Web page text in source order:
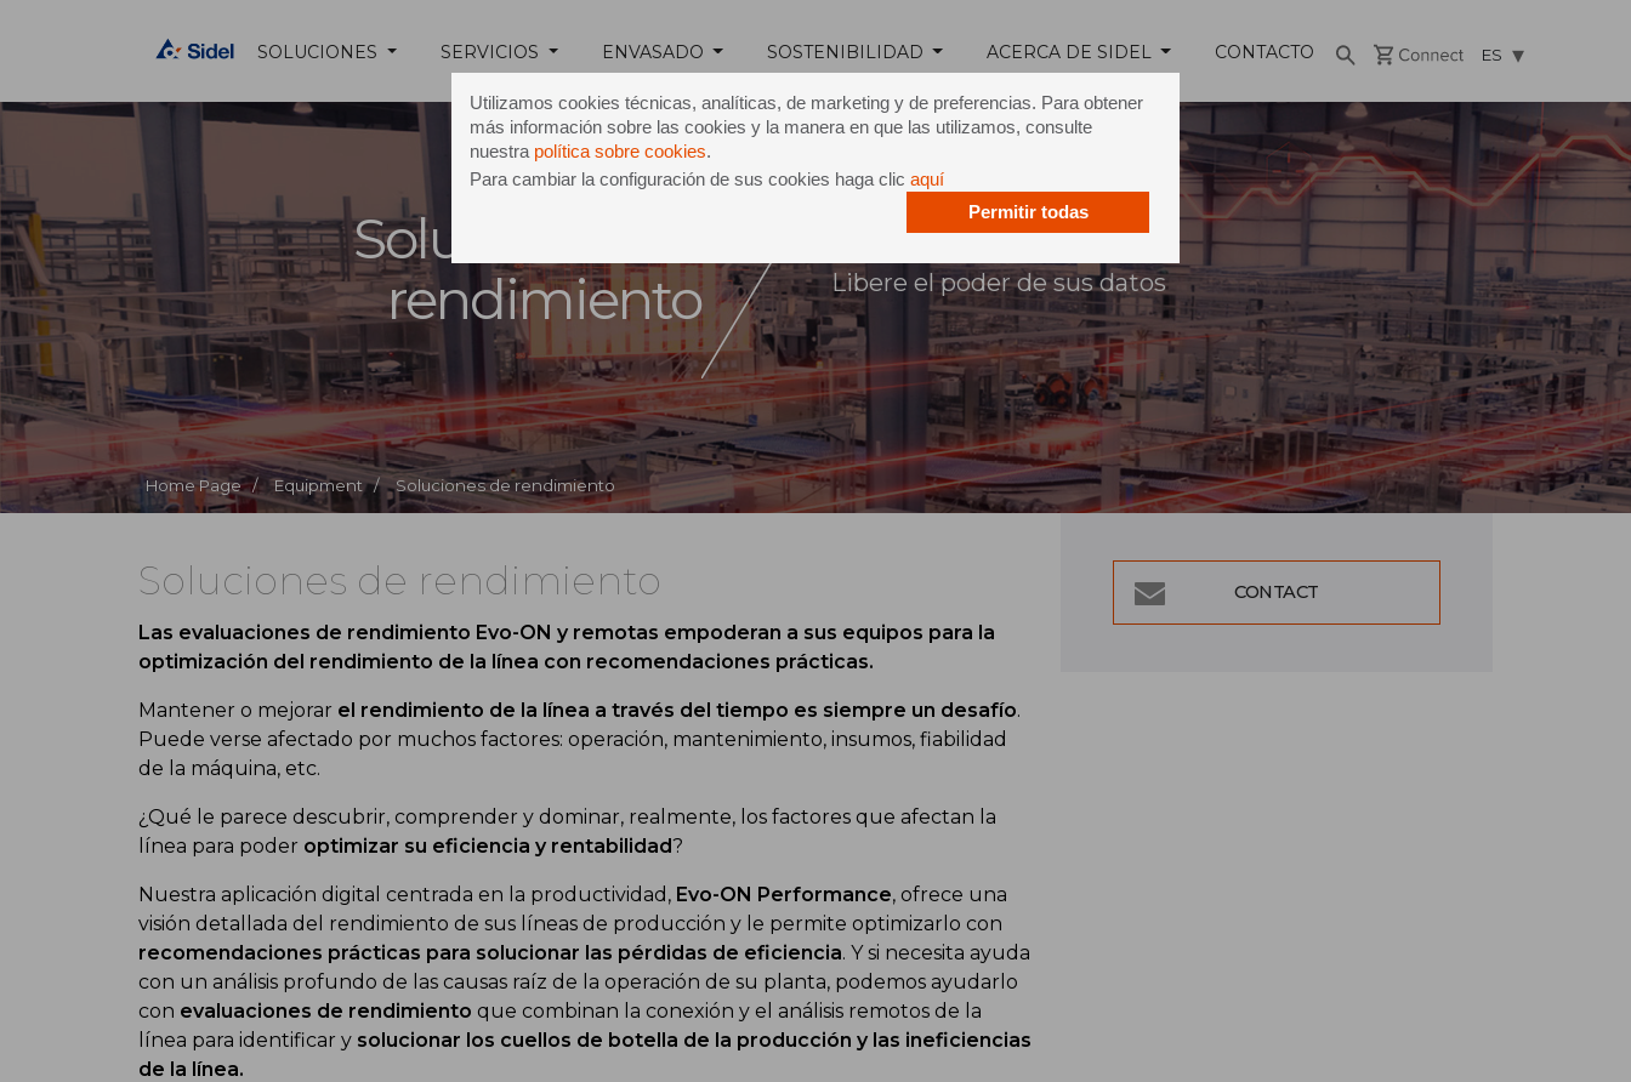
Utilizamos cookies técnicas, analíticas, de marketing y de preferencias. Para obtener
más información sobre las cookies y la manera en que las utilizamos, consulte
nuestra política sobre cookies.
Para cambiar la configuración de sus cookies haga clic aquí
Permitir todas
SOLUCIONES SERVICIOS ENVASADO SOSTENIBILIDAD ACERCA DE SIDEL CONTACTO ES
Home Page / Equipment / Soluciones de rendimiento
Soluciones de
rendimiento
Libere el poder de sus datos
Soluciones de rendimiento
Las evaluaciones de rendimiento Evo-ON y remotas empoderan a sus equipos para la
optimización del rendimiento de la línea con recomendaciones prácticas.
Mantener o mejorar el rendimiento de la línea a través del tiempo es siempre un desafío.
Puede verse afectado por muchos factores: operación, mantenimiento, insumos, fiabilidad
de la máquina, etc.
¿Qué le parece descubrir, comprender y dominar, realmente, los factores que afectan la
línea para poder optimizar su eficiencia y rentabilidad?
Nuestra aplicación digital centrada en la productividad, Evo-ON Performance, ofrece una
visión detallada del rendimiento de sus líneas de producción y le permite optimizarlo con
recomendaciones prácticas para solucionar las pérdidas de eficiencia. Y si necesita ayuda
con un análisis profundo de las causas raíz de la operación de su planta, podemos ayudarlo
con evaluaciones de rendimiento que combinan la conexión y el análisis remotos de la
línea para identificar y solucionar los cuellos de botella de la producción y las ineficiencias
de la línea.
CONTACT